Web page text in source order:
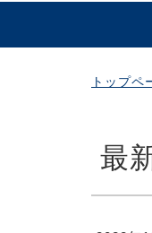
トップペ
最